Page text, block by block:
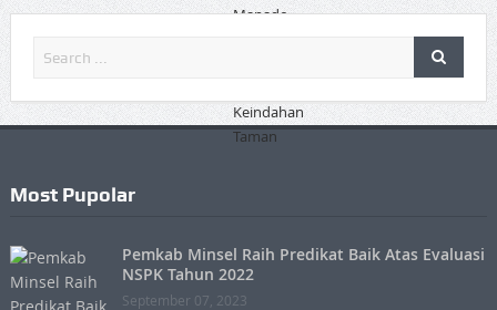
Most Pupolar
Pemkab Minsel Raih Predikat Baik Atas Evaluasi
NSPK Tahun 2022
September 07, 2023